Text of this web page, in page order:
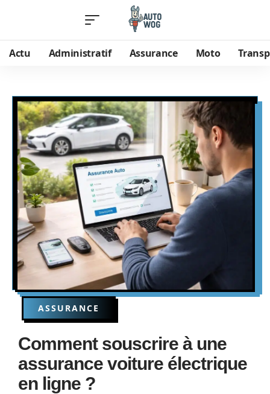
Actu Administratif Assurance Moto
ASSURANCE
Comment souscrire à une
assurance voiture électrique
en ligne ?